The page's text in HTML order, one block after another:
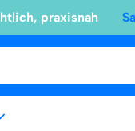
praxisnah